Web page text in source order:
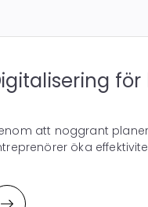
att noggrant
öka